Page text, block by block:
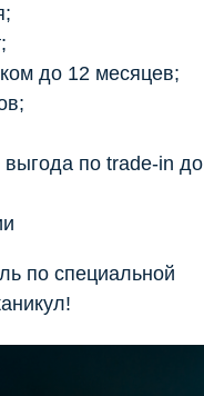
до 12 месяцев;
по trade-in до
по специальной